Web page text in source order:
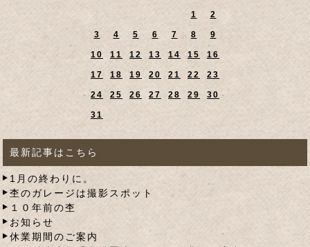
1 2
3 4 5 6 7 8 9
10 11 12 13 14 15 16
17 18 19 20 21 22 23
24 25 26 27 28 29 30
31
最新記事はこちら
1月の終わりに。
杢のガレージは撮影スポット
１０年前の杢
お知らせ
休業期間のご案内